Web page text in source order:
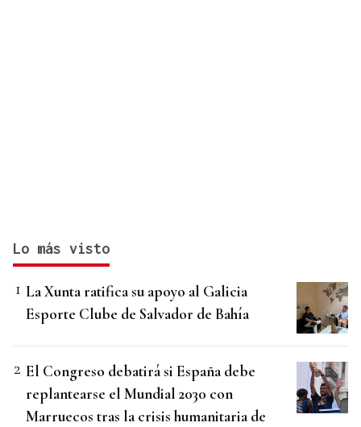
Lo más visto
La Xunta ratifica su apoyo al Galicia
Esporte Clube de Salvador de Bahía
El Congreso debatirá si España debe
replantearse el Mundial 2030 con
Marruecos tras la crisis humanitaria de